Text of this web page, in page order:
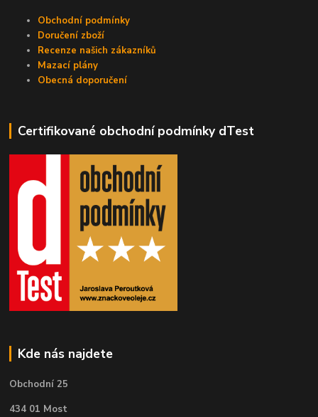
Obchodní podmínky
Doručení zboží
Recenze našich zákazníků
Mazací plány
Obecná doporučení
Certifikované obchodní podmínky dTest
Kde nás najdete
Obchodní 25
434 01 Most